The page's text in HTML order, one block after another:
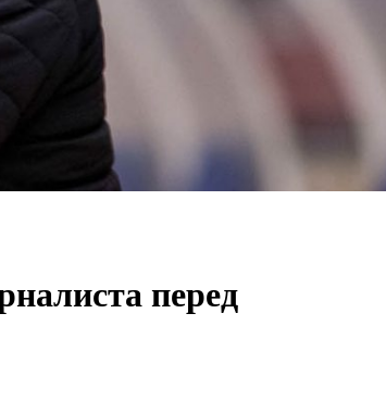
перед